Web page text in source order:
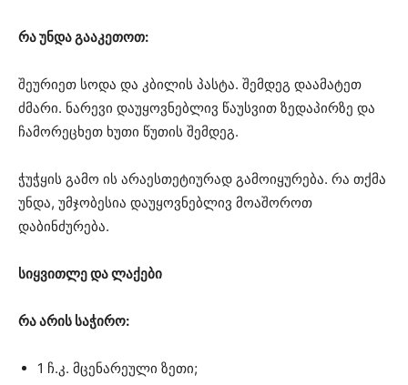
რა უნდა გააკეთოთ:
შეურიეთ სოდა და კბილის პასტა. შემდეგ დაამატეთ
ძმარი. ნარევი დაუყოვნებლივ წაუსვით ზედაპირზე და
ჩამორეცხეთ ხუთი წუთის შემდეგ.
ჭუჭყის გამო ის არაესთეტიურად გამოიყურება. რა თქმა
უნდა, უმჯობესია დაუყოვნებლივ მოაშოროთ
დაბინძურება.
სიყვითლე და ლაქები
რა არის საჭირო:
1 ჩ.კ. მცენარეული ზეთი;